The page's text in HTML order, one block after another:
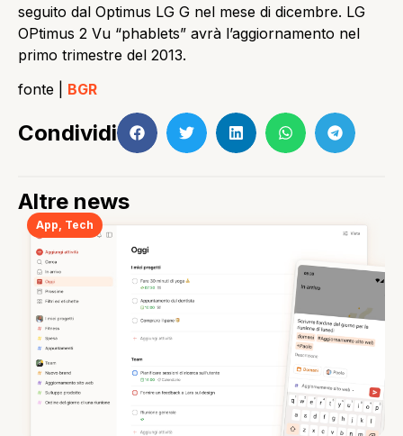
seguito dal Optimus LG G nel mese di dicembre. LG
OPtimus 2 Vu “phablets” avrà l’aggiornamento nel
primo trimestre del 2013.
fonte | BGR
Condividi
Altre news
App, Tech